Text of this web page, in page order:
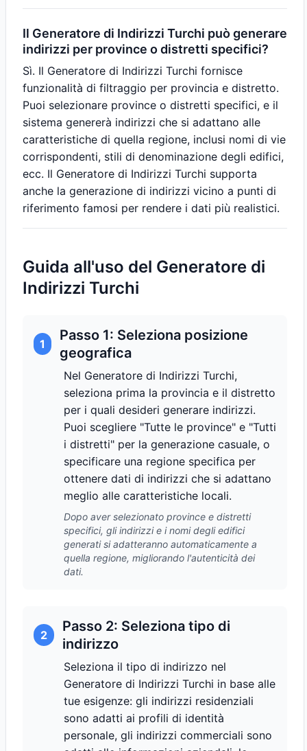
Il Generatore di Indirizzi Turchi può generare
indirizzi per province o distretti specifici?
Sì. Il Generatore di Indirizzi Turchi fornisce
funzionalità di filtraggio per provincia e distretto.
Puoi selezionare province o distretti specifici, e il
sistema genererà indirizzi che si adattano alle
caratteristiche di quella regione, inclusi nomi di vie
corrispondenti, stili di denominazione degli edifici,
ecc. Il Generatore di Indirizzi Turchi supporta
anche la generazione di indirizzi vicino a punti di
riferimento famosi per rendere i dati più realistici.
Guida all'uso del Generatore di
Indirizzi Turchi
1
Passo 1: Seleziona posizione
geografica
Nel Generatore di Indirizzi Turchi,
seleziona prima la provincia e il distretto
per i quali desideri generare indirizzi.
Puoi scegliere "Tutte le province" e "Tutti
i distretti" per la generazione casuale, o
specificare una regione specifica per
ottenere dati di indirizzi che si adattano
meglio alle caratteristiche locali.
Dopo aver selezionato province e distretti
specifici, gli indirizzi e i nomi degli edifici
generati si adatteranno automaticamente a
quella regione, migliorando l'autenticità dei
dati.
2
Passo 2: Seleziona tipo di
indirizzo
Seleziona il tipo di indirizzo nel
Generatore di Indirizzi Turchi in base alle
tue esigenze: gli indirizzi residenziali
sono adatti ai profili di identità
personale, gli indirizzi commerciali sono